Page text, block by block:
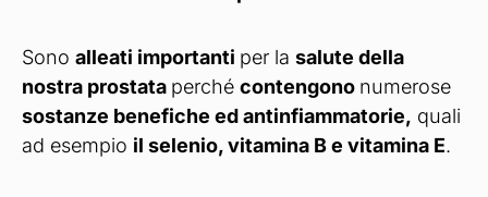
Sono alleati importanti per la salute della
nostra prostata perché contengono numerose
sostanze benefiche ed antinfiammatorie, quali
ad esempio il selenio, vitamina B e vitamina E.